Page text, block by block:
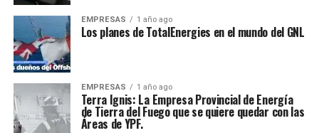
EMPRESAS 1 año ago
Los planes de TotalEnergies en el mundo del GNL
EMPRESAS 1 año ago
Terra Ignis: La Empresa Provincial de Energía
de Tierra del Fuego que se quiere quedar con las
Áreas de YPF.